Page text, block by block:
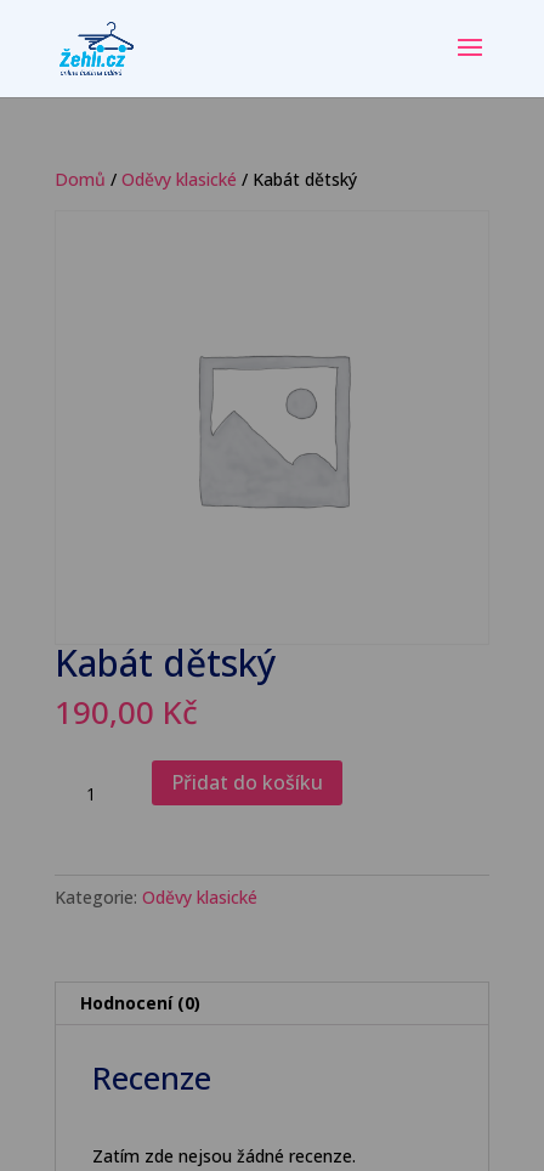
Domů / Oděvy klasické / Kabát dětský
Kabát dětský
190,00 Kč
dětský
Přidat do košíku
Kategorie: Oděvy klasické
Hodnocení (0)
Recenze
Zatím zde nejsou žádné recenze.